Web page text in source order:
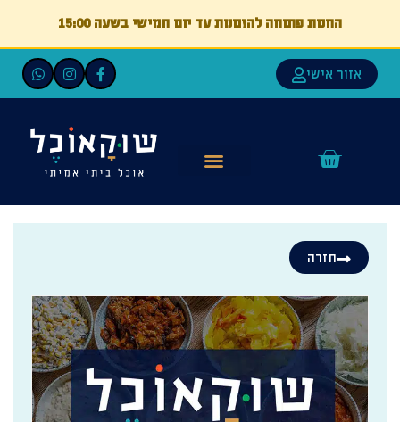
החנות פתוחה להזמנות עד יום חמישי בשעה 15:00
אזור אישי
חזרה